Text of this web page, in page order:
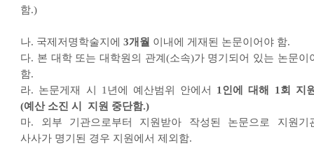
함.)
나. 국제저명학술지에 3개월 이내에 게재된 논문이어야 함.
다. 본 대학 또는 대학원의 관계(소속)가 명기되어 있는 논문이
함.
라. 논문게재 시 1년에 예산범위 안에서
1인에 대해 1회 지
(예산 소진 시 지원 중단함.)
마. 외부 기관으로부터 지원받아 작성된 논문으로 지원기
사사가 명기된 경우 지원에서 제외함.